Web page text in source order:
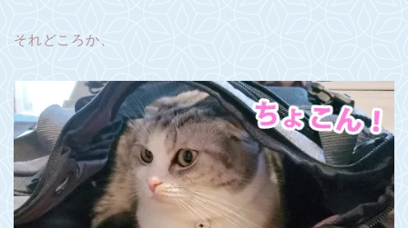
それどころか、